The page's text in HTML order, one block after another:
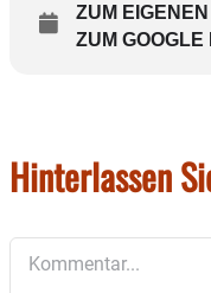
ZUM
ZUM
Hinterlassen